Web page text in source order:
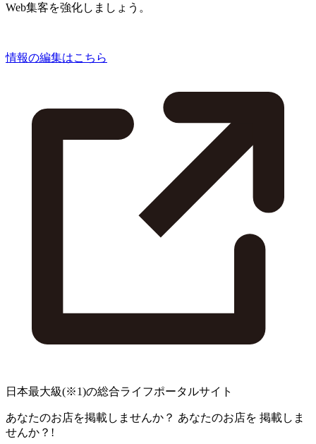
Web集客を強化しましょう。
情報の編集はこちら
日本最大級(※1)の総合ライフポータルサイト
あなたのお店を掲載しませんか？ あなたのお店を 掲載しま
せんか？!